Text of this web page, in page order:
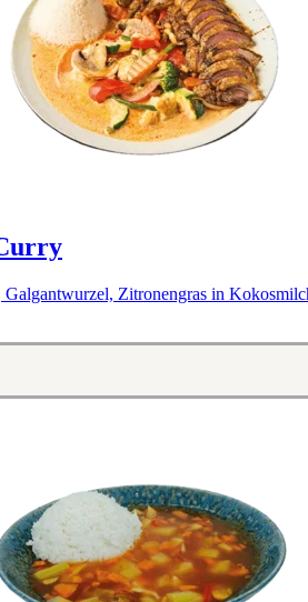
Galgantwurzel, Zitronengras in